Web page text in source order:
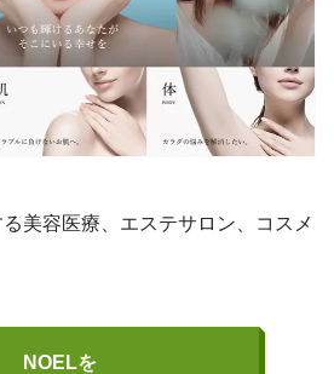
美容医療、エステサロン、コスメ
NOELを